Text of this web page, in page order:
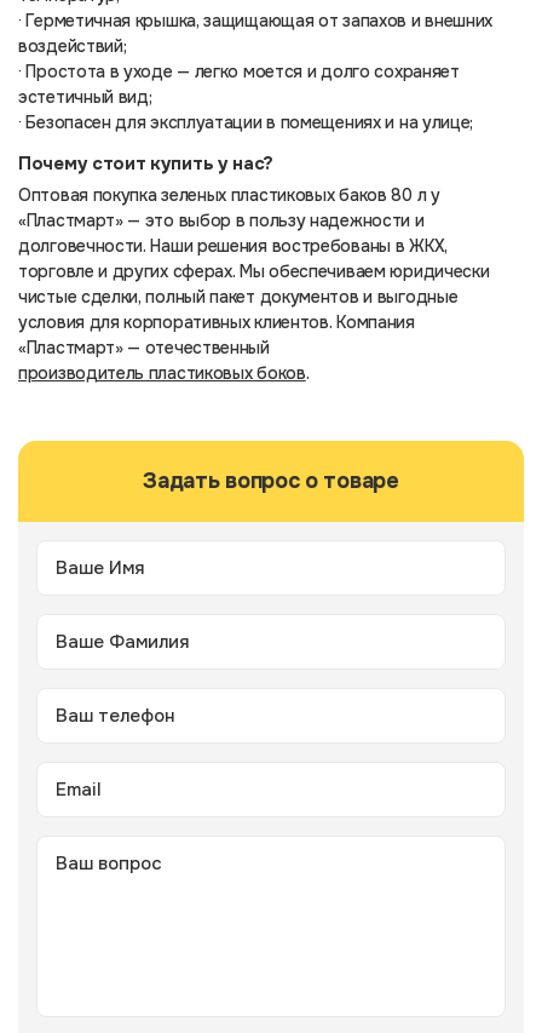
· Герметичная крышка, защищающая от запахов и внешних
воздействий;
· Простота в уходе — легко моется и долго сохраняет
эстетичный вид;
· Безопасен для эксплуатации в помещениях и на улице;
Почему стоит купить у нас?
Оптовая покупка зеленых пластиковых баков 80 л у
«Пластмарт» — это выбор в пользу надежности и
долговечности. Наши решения востребованы в ЖКХ,
торговле и других сферах. Мы обеспечиваем юридически
чистые сделки, полный пакет документов и выгодные
условия для корпоративных клиентов. Компания
«Пластмарт» — отечественный
производитель пластиковых боков.
Задать вопрос о товаре